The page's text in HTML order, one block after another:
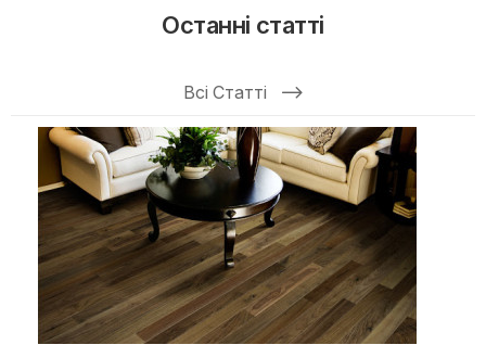
Останні статті
Всі Статті